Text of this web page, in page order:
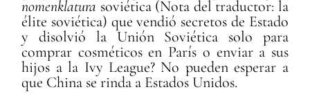
nomenklatura soviética (Nota del traductor: la
élite soviética) que vendió secretos de Estado
y disolvió la Unión Soviética solo para
comprar cosméticos en París o enviar a sus
hijos a la Ivy League? No pueden esperar a
que China se rinda a Estados Unidos.